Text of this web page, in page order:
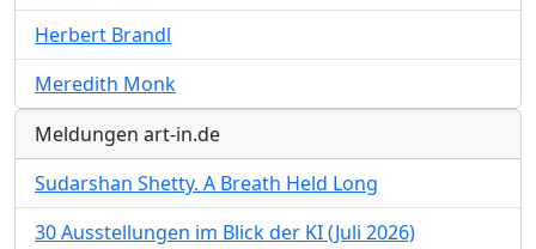
Herbert Brandl
Meredith Monk
Meldungen art-in.de
Sudarshan Shetty. A Breath Held Long
30 Ausstellungen im Blick der KI (Juli 2026)